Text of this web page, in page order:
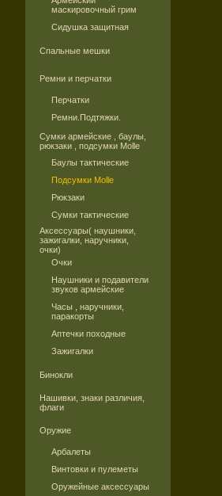
маскировочный грим
Сидушка защитная
Спальные мешки
Ремни и перчатки
Перчатки
Ремни.Подтяжки.
Сумки армейские , баулы,
рюкзаки , подсумки Molle
Баулы тактические
Подсумки Molle
Рюкзаки
Сумки тактические
Аксессуары( наушники,
зажигалки, наручники,
очки)
Очки
Наушники и подавители
звуков армейские
Часы , наручники,
паракорты
Аптечки походные
Зажигалки
Бинокли
Нашивки, знаки различия,
флаги
Оружие
Арбалеты
Винтовки и пулеметы
Оружейные аксессуары